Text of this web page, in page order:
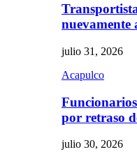
julio 31, 2026
Acapulco
por retraso
julio 30, 2026